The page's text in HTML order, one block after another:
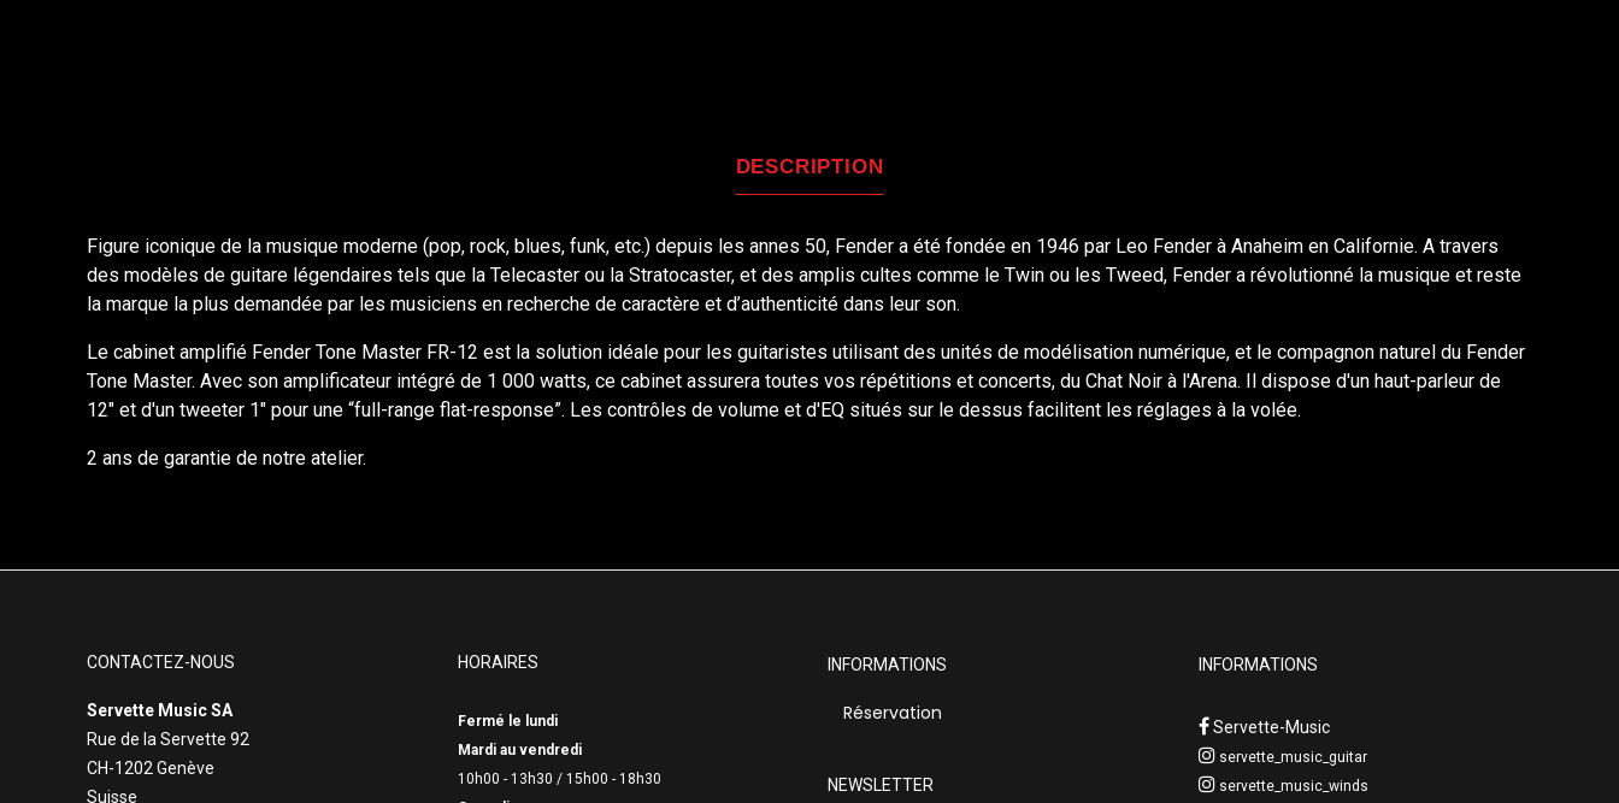
DESCRIPTION
Figure iconique de la musique moderne (pop, rock, blues, funk, etc.) depuis les annes 50, Fender a été fondée en 1946 par Leo Fender à Anaheim en Californie. A travers
des modèles de guitare légendaires tels que la Telecaster ou la Stratocaster, et des amplis cultes comme le Twin ou les Tweed, Fender a révolutionné la musique et reste
la marque la plus demandée par les musiciens en recherche de caractère et d’authenticité dans leur son.
Le cabinet amplifié Fender Tone Master FR-12 est la solution idéale pour les guitaristes utilisant des unités de modélisation numérique, et le compagnon naturel du Fender
Tone Master. Avec son amplificateur intégré de 1 000 watts, ce cabinet assurera toutes vos répétitions et concerts, du Chat Noir à l'Arena. Il dispose d'un haut-parleur de
12" et d'un tweeter 1" pour une “full-range flat-response”. Les contrôles de volume et d'EQ situés sur le dessus facilitent les réglages à la volée.
2 ans de garantie de notre atelier.
CONTACTEZ-NOUS
Servette Music SA
Rue de la Servette 92
CH-1202 Genève
Suisse
HORAIRES
Fermé le lundi
Mardi au vendredi
10h00 - 13h30 /15h00 - 18h30
INFORMATIONS
Réservation
NEWSLETTER
INFORMATIONS
Servette-Music
servette_music_guitar
servette_music_winds